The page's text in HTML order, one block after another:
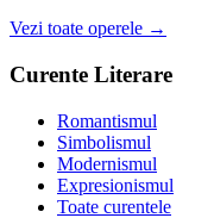
Vezi toate operele →
Curente Literare
Romantismul
Simbolismul
Modernismul
Expresionismul
Toate curentele